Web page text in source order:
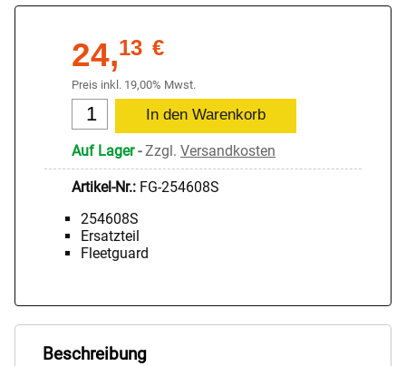
24,13 €
Preis inkl. 19,00% Mwst.
Auf Lager-Zzgl. Versandkosten
Artikel-Nr.: FG-254608S
254608S
Ersatzteil
Fleetguard
Beschreibung